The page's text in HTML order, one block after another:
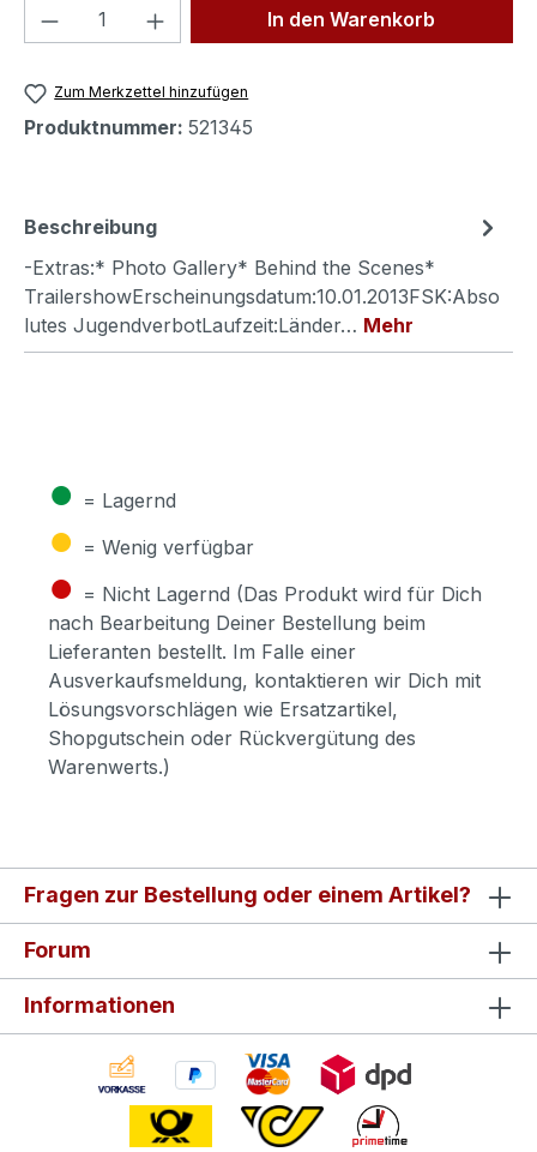
Produkt Anzahl: Gib denIn den Warenkorb
Zum Merkzettel hinzufügen
Produktnummer: 521345
Beschreibung
-Extras:* Photo Gallery* Behind the Scenes*
TrailershowErscheinungsdatum:10.01.2013FSK:Abso
lutes JugendverbotLaufzeit:Länder… Mehr
● = Lagernd
● = Wenig verfügbar
● = Nicht Lagernd (Das Produkt wird für Dich
nach Bearbeitung Deiner Bestellung beim
Lieferanten bestellt. Im Falle einer
Ausverkaufsmeldung, kontaktieren wir Dich mit
Lösungsvorschlägen wie Ersatzartikel,
Shopgutschein oder Rückvergütung des
Warenwerts.)
Fragen zur Bestellung oder einem Artikel?
Forum
Informationen